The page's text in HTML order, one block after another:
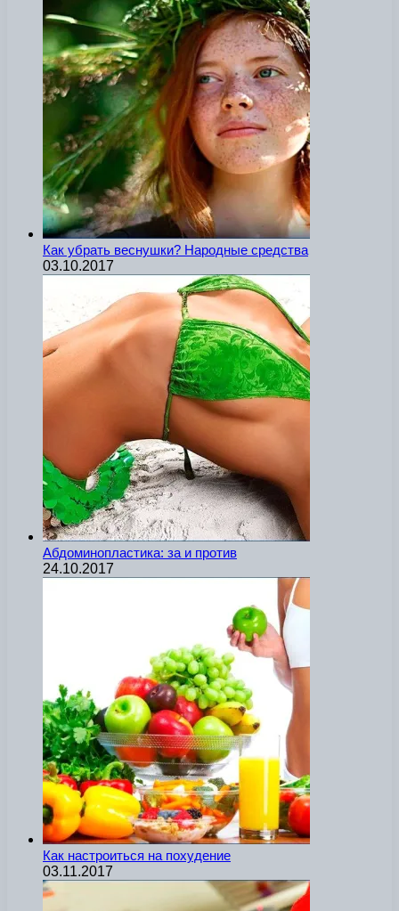
Как убрать веснушки? Народные средства
03.10.2017
Абдоминопластика: за и против
24.10.2017
Как настроиться на похудение
03.11.2017